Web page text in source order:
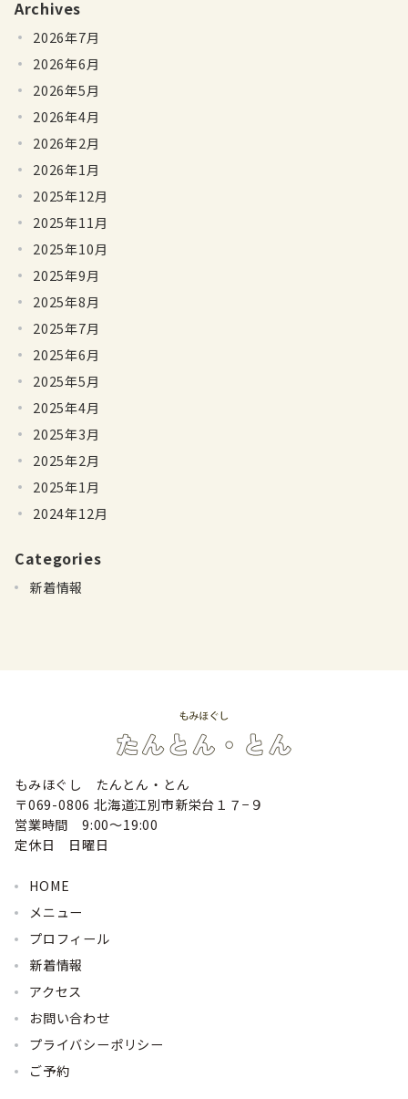
Archives
2026年7月
2026年6月
2026年5月
2026年4月
2026年2月
2026年1月
2025年12月
2025年11月
2025年10月
2025年9月
2025年8月
2025年7月
2025年6月
2025年5月
2025年4月
2025年3月
2025年2月
2025年1月
2024年12月
Categories
新着情報
もみほぐし たんとん・とん
〒069-0806 北海道江別市新栄台１７−９
営業時間 9:00〜19:00
定休日 日曜日
HOME
メニュー
プロフィール
新着情報
アクセス
お問い合わせ
プライバシーポリシー
ご予約